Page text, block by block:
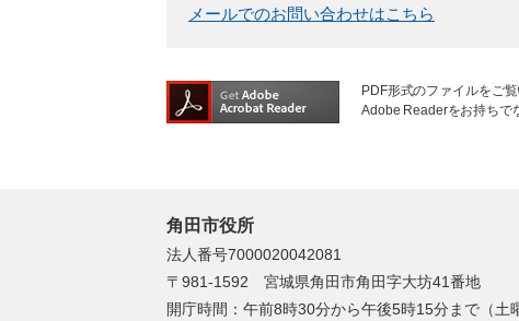
メールでのお問い合わせはこちら
PDF形式のファイルをご
Adobe Readerをお持ちで
角田市役所
法人番号7000020042081
〒981-1592 宮城県角田市角田字大坊41番地
開庁時間：午前8時30分から午後5時15分まで（土